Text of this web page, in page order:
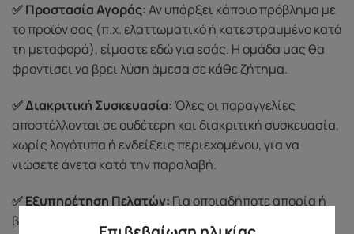
✅ Προστασία Αγοράς:Αν υπάρξει κάποιο πρόβλημα με
το προϊόν σας (π.χ. ελαττωματικό ή κατεστραμμένο κατά
τη μεταφορά), είμαστε εδώ για εσάς. Η ομάδα μας θα
φροντίσει να βρει λύση άμεσα σε κάθε ζήτημα.
✅ Διακριτική Συσκευασία:Όλες οι παραγγελίες
αποστέλλονται σε ουδέτερη και διακριτική συσκευασία,
χωρίς λογότυπα ή ενδείξεις περιεχομένου, για να
νιώσετε άνετα κατά την παραλαβή.
✅ Εξυπηρέτηση Πελατών: Για οποιαδήποτε απορία ή
βοήθεια, μπορείτε να επικοινωνήσετε μαζί μας